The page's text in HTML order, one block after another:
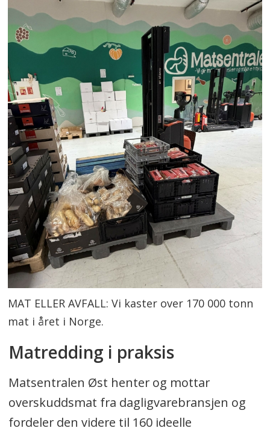
MAT ELLER AVFALL: Vi kaster over 170 000 tonn
mat i året i Norge.
Matredding i praksis
Matsentralen Øst henter og mottar
overskuddsmat fra dagligvarebransjen og
fordeler den videre til 160 ideelle